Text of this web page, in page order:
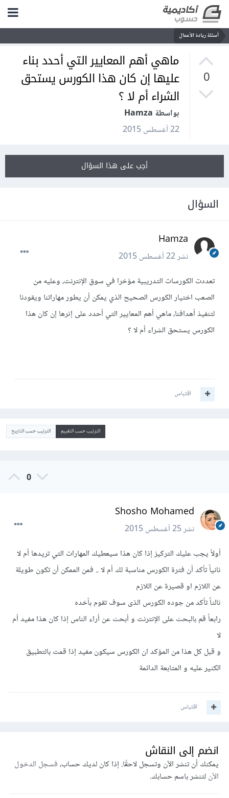
أسئلة ريادة الأعمال
0
ماهي أهم المعايير التي أحدد بناء
عليها إن كان هذا الكورس يستحق
الشراء أم لا ؟
بواسطة Hamza
22 أغسطس 2015
أجب على هذا السؤال
السؤال
Hamza
نشر22 أغسطس 2015
تعددت الكورسات التدريبية مؤخرا في سوق الإنترنت، وعليه من
الصعب اختيار الكورس الصحيح الذي يمكن أن يطور مهاراتنا ويقودنا
لتنفيذ أهدافنا، ماهي أهم المعايير التي أحدد على إثرها إن كان هذا
الكورس يستحق الشراء أم لا ؟
اقتباس
الترتيب حسب التقييم الترتيب حسب التاريخ
0
Shosho Mohamed
نشر25 أغسطس 2015
أولاً يجب عليك التركيز إذا كان هذا سيعطيك المهارات التي تريدها أم لا
ثانياً تأكد أن فترة الكورس مناسبة لك أم لا .. فمن الممكن أن تكون طويلة
عن اللازم او قصيرة عن اللازم
ثالثاً تأكد من جوده الكورس الذى سوف تقوم بأخده
رابعاً قم بالبحث على الإنترنت و أبحث عن أراء الناس إذا كان هذا مفيد أم
لا
و قبل كل هذا من المؤكد ان الكورس سيكون مفيد إذا قمت بالتطبيق
الكثير عليه و المتابعة الدائمة
اقتباس
انضم إلى النقاش
يمكنك أن تنشر الآن وتسجل لاحقًا. إذا كان لديك حساب،فسجل الدخول
الآنلتنشر باسم حسابك.